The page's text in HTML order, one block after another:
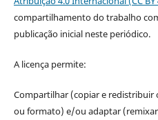
compartilhamento do trabalho
publicação inicial neste periódico.
A licença permite:
Compartilhar (copiar e
ou formato) e/ou adaptar